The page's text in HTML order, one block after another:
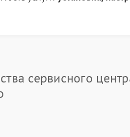
сервисного